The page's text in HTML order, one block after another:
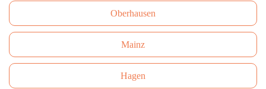
Oberhausen
Mainz
Hagen